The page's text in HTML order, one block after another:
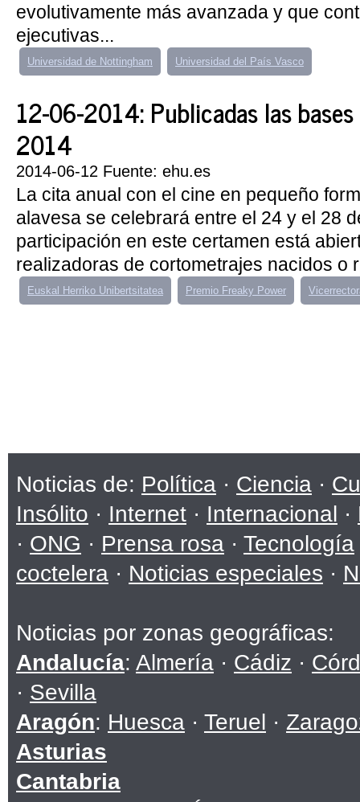
evolutivamente más avanzada y que
ejecutivas...
Universidad de Nottingham Universidad del País Vasco
12-06-2014: Publicadas las bases
2014
2014-06-12 Fuente: ehu.es
La cita anual con el cine en pequeño
alavesa se celebrará entre el 24 y el 28
participación en este certamen está
realizadoras de cortometrajes nacidos o
Euskal Herriko Unibertsitatea Premio Freaky Power
Noticias de: Política · Ciencia ·
Insólito · Internet · Internacional ·
· ONG · Prensa rosa · Tecnología
coctelera · Noticias especiales ·
Noticias por zonas geográficas:
Andalucía: Almería · Cádiz ·
· Sevilla
Aragón: Huesca · Teruel ·
Asturias
Cantabria